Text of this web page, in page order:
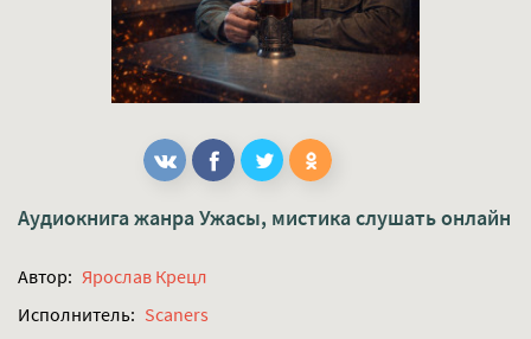
Аудиокнига жанра Ужасы, мистика слушать онлайн
Автор: Ярослав Крецл
Исполнитель: Scaners